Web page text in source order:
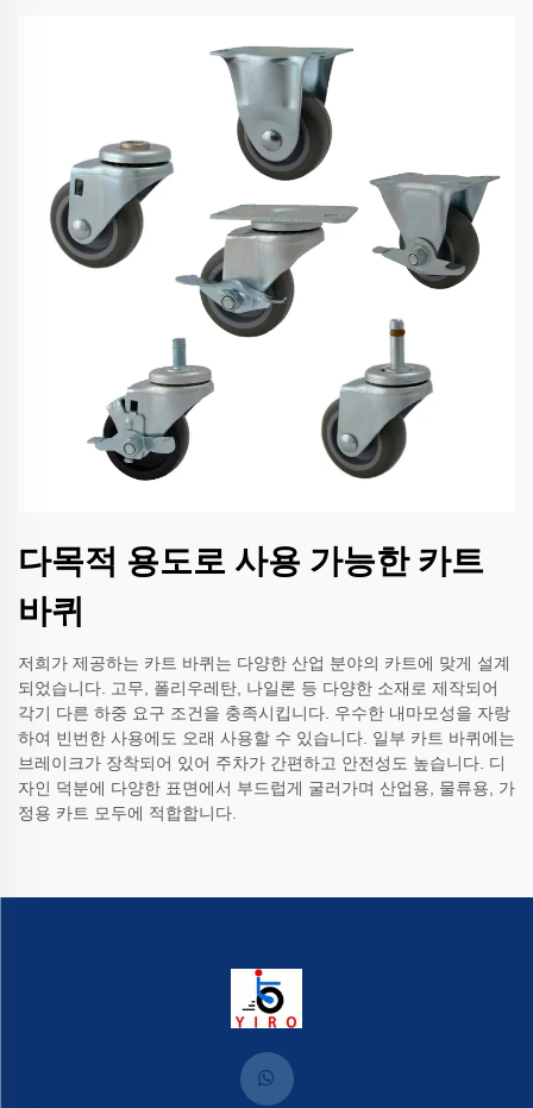
다목적 용도로 사용 가능한 카트
바퀴
저희가 제공하는 카트 바퀴는 다양한 산업 분야의 카트에 맞게 설계
되었습니다. 고무, 폴리우레탄, 나일론 등 다양한 소재로 제작되어
각기 다른 하중 요구 조건을 충족시킵니다. 우수한 내마모성을 자랑
하여 빈번한 사용에도 오래 사용할 수 있습니다. 일부 카트 바퀴에는
브레이크가 장착되어 있어 주차가 간편하고 안전성도 높습니다. 디
자인 덕분에 다양한 표면에서 부드럽게 굴러가며 산업용, 물류용, 가
정용 카트 모두에 적합합니다.